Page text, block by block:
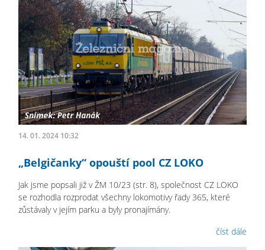
14. 01. 2024 10:32
„Belgičanky“ opouští pool CZ LOKO
Jak jsme popsali již v ŽM 10/23 (str. 8), společnost CZ LOKO
se rozhodla rozprodat všechny lokomotivy řady 365, které
zůstávaly v jejím parku a byly pronajímány.
číst dále